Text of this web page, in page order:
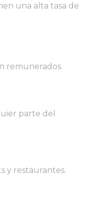
una alta tasa de
remunerados.
parte del
y restaurantes.